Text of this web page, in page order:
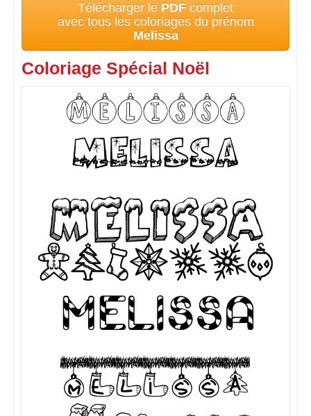
Télécharger le PDF complet
avec tous les coloriages du prénom
Melissa
Coloriage Spécial Noël